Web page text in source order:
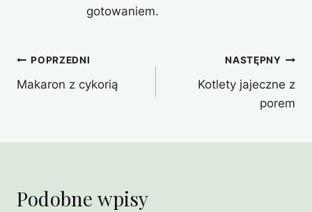
gotowaniem.
Nawigacja
wpisu
POPRZEDNI
Makaron z cykorią
NASTĘPNY
Kotlety jajeczne z
porem
Podobne wpisy